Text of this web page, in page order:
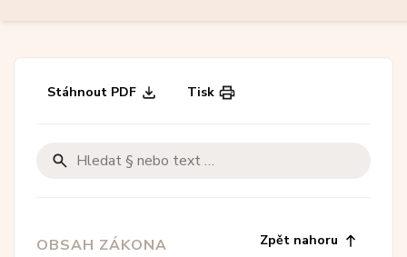
Stáhnout PDF Tisk
OBSAH ZÁKONA Zpět nahoru